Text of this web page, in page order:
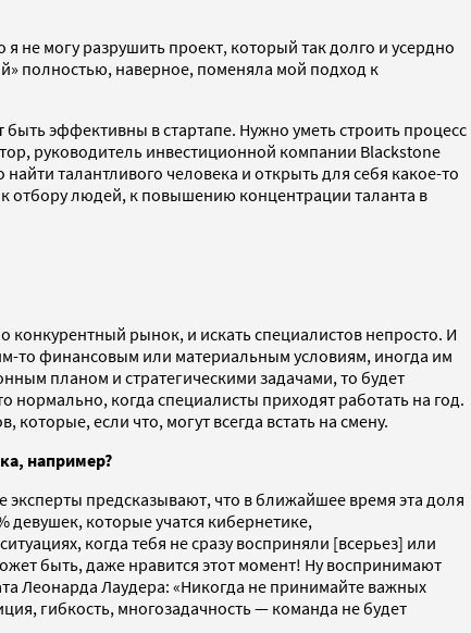
не могу разрушить проект, который так долго и усердно
полностью, наверное, поменяла мой подход к
эффективны в стартапе. Нужно уметь строить процесс
руководитель инвестиционной компании Blackstone
талантливого человека и открыть для себя какое-то
к отбору людей, к повышению концентрации таланта в
конкурентный рынок, и искать специалистов непросто. И
то финансовым или материальным условиям, иногда им
планом и стратегическими задачами, то будет
нормально, когда специалисты приходят работать на год.
если что, могут всегда встать на смену.
например?
предсказывают, что в ближайшее время эта доля
девушек, которые учатся кибернетике,
когда тебя не сразу восприняли [всерьез] или
быть, даже нравится этот момент! Ну воспринимают
Леонарда Лаудера: «Никогда не принимайте важных
гибкость, многозадачность — команда не будет